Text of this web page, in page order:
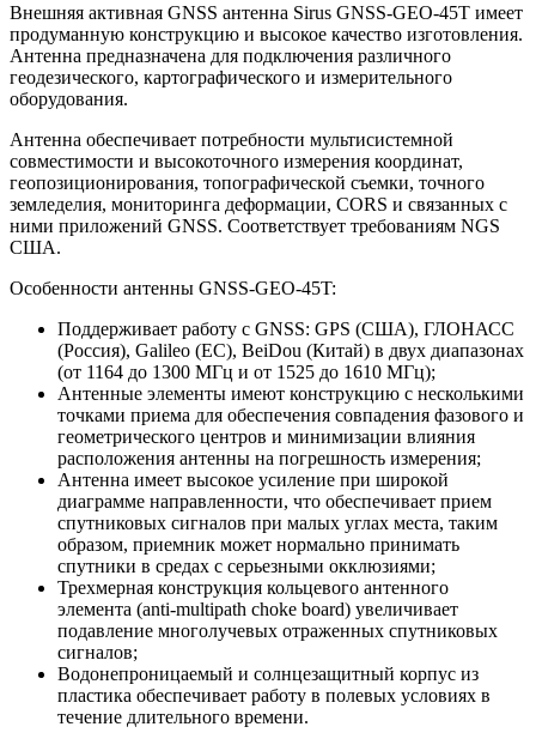
Внешняя активная GNSS антенна Sirus GNSS-GEO-45T имеет
продуманную конструкцию и высокое качество изготовления.
Антенна предназначена для подключения различного
геодезического, картографического и измерительного
оборудования.
Антенна обеспечивает потребности мультисистемной
совместимости и высокоточного измерения координат,
геопозиционирования, топографической съемки, точного
земледелия, мониторинга деформации, CORS и связанных с
ними приложений GNSS. Соответствует требованиям NGS
США.
Особенности антенны GNSS-GEO-45T:
Поддерживает работу с GNSS: GPS (США), ГЛОНАСС
(Россия), Galileo (ЕС), BeiDou (Китай) в двух диапазонах
(от 1164 до 1300 МГц и от 1525 до 1610 МГц);
Антенные элементы имеют конструкцию с несколькими
точками приема для обеспечения совпадения фазового и
геометрического центров и минимизации влияния
расположения антенны на погрешность измерения;
Антенна имеет высокое усиление при широкой
диаграмме направленности, что обеспечивает прием
спутниковых сигналов при малых углах места, таким
образом, приемник может нормально принимать
спутники в средах с серьезными окклюзиями;
Трехмерная конструкция кольцевого антенного
элемента (anti-multipath choke board) увеличивает
подавление многолучевых отраженных спутниковых
сигналов;
Водонепроницаемый и солнцезащитный корпус из
пластика обеспечивает работу в полевых условиях в
течение длительного времени.